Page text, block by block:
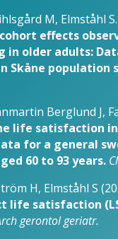
M, Elmståhl S.
effects
in older adults:
Skåne population
Berglund J,
life satisfaction
for a general
60 to 93 years.
H, Elmståhl S
life satisfaction
gerontol geriatr.